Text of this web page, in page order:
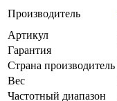
Производитель
Артикул
Гарантия
Страна производитель
Вес
Частотный диапазон